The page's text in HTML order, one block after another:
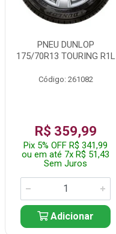
PNEU DUNLOP
175/70R13 TOURING R1L
Código: 261082
R$ 359,99
Pix 5% OFF R$ 341,99
ou em até 7x R$ 51,43
Sem Juros
Adicionar